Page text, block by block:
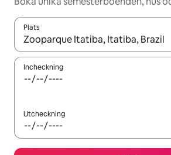
Plats
När resultaten är tillgängliga kan du
Incheckning
Utcheckning